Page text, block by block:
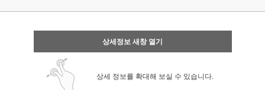
상세정보 새창 열기
상세 정보를 확대해 보실 수 있습니다.